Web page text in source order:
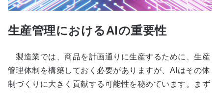
生産管理におけるAIの重要性
製造業では、商品を計画通りに生産するために、生産
管理体制を構築しておく必要がありますが、AIはその体
制づくりに大きく貢献する可能性を秘めています。まず